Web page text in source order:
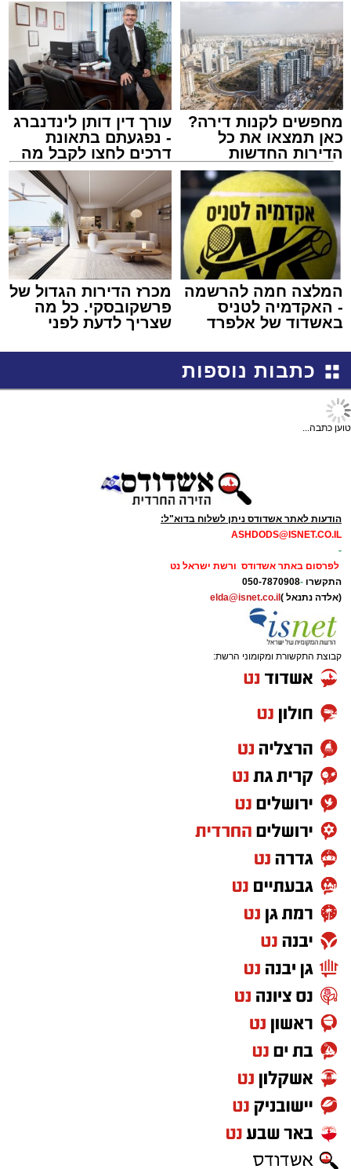
מחפשים לקנות דירה?
כאן תמצאו את כל
הדירות החדשות
למכירה באשדוד >>>
עורך דין דותן לינדנברג
- נפגעתם בתאונת
דרכים לחצו לקבל מה
שמגיע לכם
המלצה חמה להרשמה
- האקדמיה לטניס
באשדוד של אלפרד
מכרז הדירות הגדול של
פרשקובסקי. כל מה
שצריך לדעת לפני
באשדוד
כתבות נוספות
טוען כתבה...
הודעות לאתר אשדודס ניתן לשלוח בדוא"ל:
ASHDODS@ISNET.CO.IL
-
לפרסום באתר אשדודס ורשת ישראל נט
התקשרו -
050-7870908
(אלדה נתנאל ) elda@isnet.co.il
קבוצת התקשורת ומקומוני הרשת: